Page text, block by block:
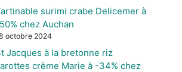
surimi crabe Delicemer à
chez Auchan
octobre 2024
Jacques à la bretonne riz
crème Marie à -34% chez